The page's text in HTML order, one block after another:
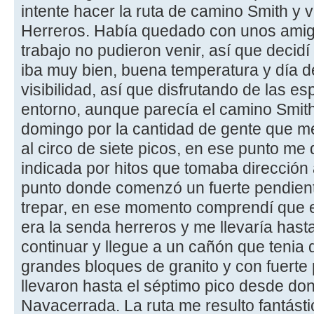
intente hacer la ruta de camino Smith y
Herreros. Había quedado con unos
trabajo no pudieron venir, así que
iba muy bien, buena temperatura y día
visibilidad, así que disfrutando de las
entorno, aunque parecía el camino
domingo por la cantidad de gente que
al circo de siete picos, en ese punto
indicada por hitos que tomaba
punto donde comenzó un fuerte
trepar, en ese momento comprendí que
era la senda herreros y me llevaría
continuar y llegue a un cañón que tenia
grandes bloques de granito y con
llevaron hasta el séptimo pico desde
Navacerrada. La ruta me resulto